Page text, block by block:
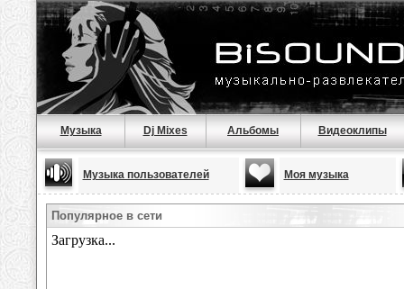
Музыка Dj Mixes Альбомы Видеоклипы
Музыка пользователей Моя музыка
Популярное в сети